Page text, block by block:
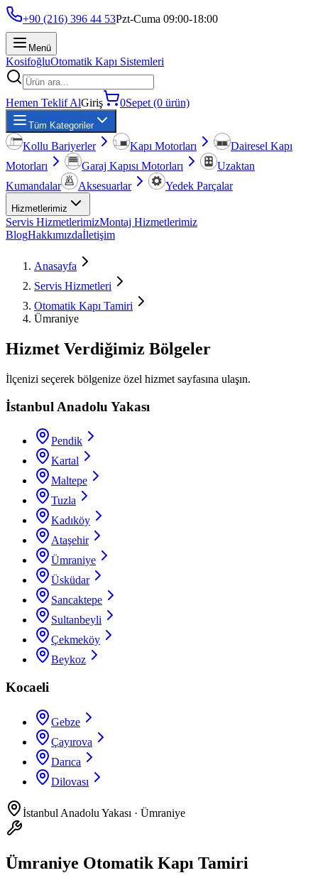
+90 (216) 396 44 53Pzt-Cuma 09:00-18:00
Menü
KosifoğluOtomatik Kapı Sistemleri
Hemen Teklif AlGiriş 0Sepet (0 ürün)
Tüm Kategoriler
Kollu Bariyerler Kapı Motorları
Dairesel Kapı
Motorları
Garaj Kapısı Motorları
Uzaktan
Kumandalar
Aksesuarlar Yedek Parçalar
Hizmetlerimiz
Servis HizmetlerimizMontaj Hizmetlerimiz
BlogHakkımızdaİletişim
Anasayfa
Servis Hizmetleri
Otomatik Kapı Tamiri
Ümraniye
Hizmet Verdiğimiz Bölgeler
İlçenizi seçerek bölgenize özel hizmet sayfasına ulaşın.
İstanbul Anadolu Yakası
Pendik
Kartal
Maltepe
Tuzla
Kadıköy
Ataşehir
Ümraniye
Üsküdar
Sancaktepe
Sultanbeyli
Çekmeköy
Beykoz
Kocaeli
Gebze
Çayırova
Darıca
Dilovası
İstanbul Anadolu Yakası · Ümraniye
Ümraniye Otomatik Kapı Tamiri